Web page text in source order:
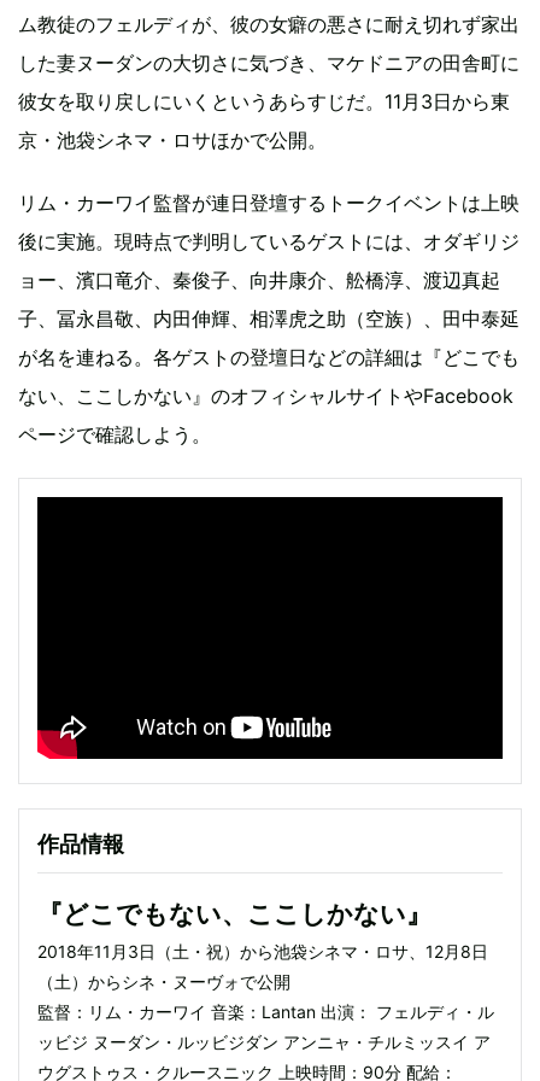
ム教徒のフェルディが、彼の女癖の悪さに耐え切れず家出
した妻ヌーダンの大切さに気づき、マケドニアの田舎町に
彼女を取り戻しにいくというあらすじだ。11月3日から東
京・池袋シネマ・ロサほかで公開。
リム・カーワイ監督が連日登壇するトークイベントは上映
後に実施。現時点で判明しているゲストには、オダギリジ
ョー、濱口竜介、秦俊子、向井康介、舩橋淳、渡辺真起
子、冨永昌敬、内田伸輝、相澤虎之助（空族）、田中泰延
が名を連ねる。各ゲストの登壇日などの詳細は『どこでも
ない、ここしかない』のオフィシャルサイトやFacebook
ページで確認しよう。
作品情報
『どこでもない、ここしかない』
2018年11月3日（土・祝）から池袋シネマ・ロサ、12月8日
（土）からシネ・ヌーヴォで公開
監督：リム・カーワイ 音楽：Lantan 出演： フェルディ・ル
ッビジ ヌーダン・ルッビジダン アンニャ・チルミッスイ ア
ウグストゥス・クルースニック 上映時間：90分 配給：